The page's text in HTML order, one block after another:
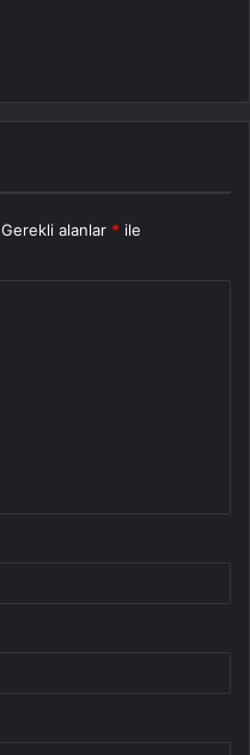
Gerekli alanlar * ile